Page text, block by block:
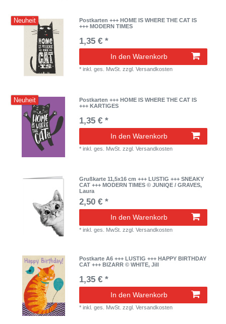
Neuheit
Postkarten +++ HOME IS WHERE THE CAT IS
+++ MODERN TIMES
1,35 € *
In den Warenkorb
*inkl. ges. MwSt. zzgl.Versandkosten
Neuheit
Postkarten +++ HOME IS WHERE THE CAT IS
+++ KARTIGES
1,35 € *
In den Warenkorb
*inkl. ges. MwSt. zzgl.Versandkosten
Grußkarte 11,5x16 cm +++ LUSTIG +++ SNEAKY
CAT +++ MODERN TIMES © JUNIQE / GRAVES,
Laura
2,50 € *
In den Warenkorb
*inkl. ges. MwSt. zzgl.Versandkosten
Postkarte A6 +++ LUSTIG +++ HAPPY BIRTHDAY
CAT +++ BIZARR © WHITE, Jill
1,35 € *
In den Warenkorb
*inkl. ges. MwSt. zzgl.Versandkosten